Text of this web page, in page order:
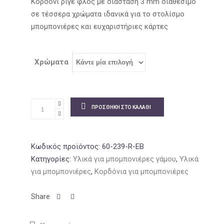
12.70€.είναι:
9.66€.
σε τέσσερα χρώματα ιδανικά για το στολίσμο
μπομπονιέρες και ευχαριστήριες κάρτες
Χρώματα
ΠΡΟΣΘΉΚΗ ΣΤΟ ΚΑΛΆΘΙ
Κωδικός προϊόντος: 60-239-R-EB
Κατηγορίες: Υλικά για μπομπονιέρες γάμου, Υλικά
για μπομπονιέρες, Κορδόνια για μπομπονιέρες